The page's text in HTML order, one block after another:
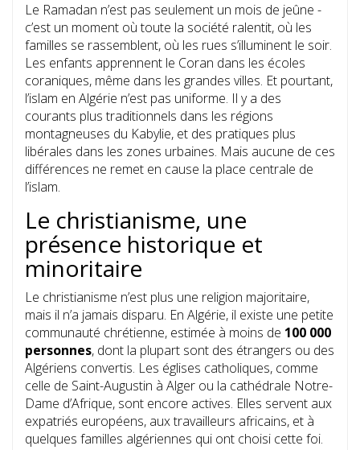
Le Ramadan n’est pas seulement un mois de jeûne -
c’est un moment où toute la société ralentit, où les
familles se rassemblent, où les rues s’illuminent le soir.
Les enfants apprennent le Coran dans les écoles
coraniques, même dans les grandes villes. Et pourtant,
l’islam en Algérie n’est pas uniforme. Il y a des
courants plus traditionnels dans les régions
montagneuses du Kabylie, et des pratiques plus
libérales dans les zones urbaines. Mais aucune de ces
différences ne remet en cause la place centrale de
l’islam.
Le christianisme, une
présence historique et
minoritaire
Le christianisme n’est plus une religion majoritaire,
mais il n’a jamais disparu. En Algérie, il existe une petite
communauté chrétienne, estimée à moins de 100 000
personnes, dont la plupart sont des étrangers ou des
Algériens convertis. Les églises catholiques, comme
celle de Saint-Augustin à Alger ou la cathédrale Notre-
Dame d’Afrique, sont encore actives. Elles servent aux
expatriés européens, aux travailleurs africains, et à
quelques familles algériennes qui ont choisi cette foi.